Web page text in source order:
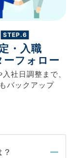
STEP.6
・入職
ーフォロー
入社日調整まで、
バックアップ